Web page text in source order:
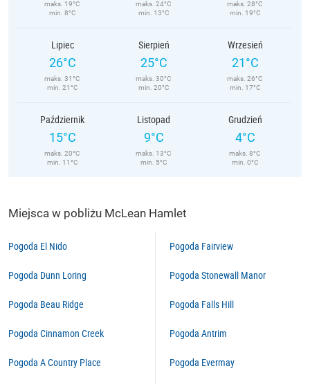
maks. 19°C
min. 8°C
maks. 24°C
min. 13°C
maks. 28°C
min. 19°C
Lipiec
26°C
maks. 31°C
min. 21°C
Sierpień
25°C
maks. 30°C
min. 20°C
Wrzesień
21°C
maks. 26°C
min. 17°C
Październik
15°C
maks. 20°C
min. 11°C
Listopad
9°C
maks. 13°C
min. 5°C
Grudzień
4°C
maks. 8°C
min. 0°C
Miejsca w pobliżu McLean Hamlet
Pogoda El Nido
Pogoda Dunn Loring
Pogoda Beau Ridge
Pogoda Cinnamon Creek
Pogoda A Country Place
Pogoda Fairview
Pogoda Stonewall Manor
Pogoda Falls Hill
Pogoda Antrim
Pogoda Evermay